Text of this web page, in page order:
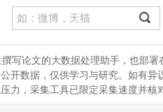
写论文的大数据处理助手，也部
开数据，仅供学习与研究。如有
力，采集工具已限定采集速度并